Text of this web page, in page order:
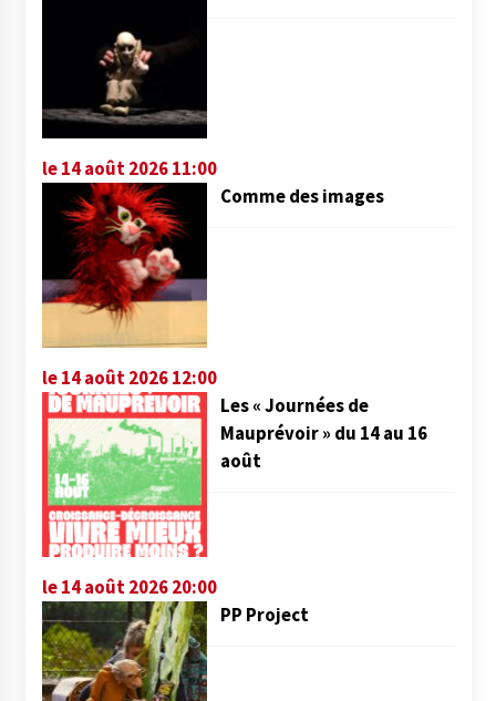
le 14 août 2026 11:00
Comme des images
le 14 août 2026 12:00
Les « Journées de
Mauprévoir » du 14 au 16
août
le 14 août 2026 20:00
PP Project